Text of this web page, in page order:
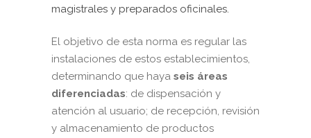
magistrales y preparados oficinales.
El objetivo de esta norma es regular las
instalaciones de estos establecimientos,
determinando que haya seis áreas
diferenciadas: de dispensación y
atención al usuario; de recepción, revisión
y almacenamiento de productos